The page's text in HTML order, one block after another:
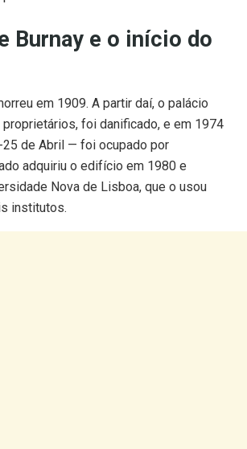
Burnay e o início do
em 1909. A partir daí, o palácio
foi danificado, e em 1974
de Abril — foi ocupado por
adquiriu o edifício em 1980 e
Nova de Lisboa, que o usou
institutos.